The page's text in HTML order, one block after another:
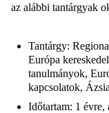
az alábbi tantárgyak
Tantárgy:
Európa
tanulmányok,
kapcsolatok,
Időtartam: 1 évre,